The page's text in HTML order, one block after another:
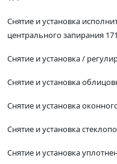
Снятие и установка
центрального запирания 171
Снятие и установка /
Снятие и установка
Снятие и установка
Снятие и установка
Снятие и установка